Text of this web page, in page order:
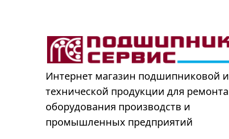
Интернет магазин подшипниковой и
технической продукции для ремонта
оборудования производств и
промышленных предприятий